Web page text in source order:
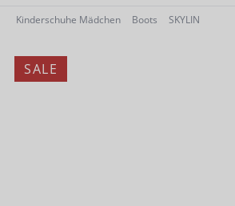
Kinderschuhe Mädchen Boots SKYLIN
SALE